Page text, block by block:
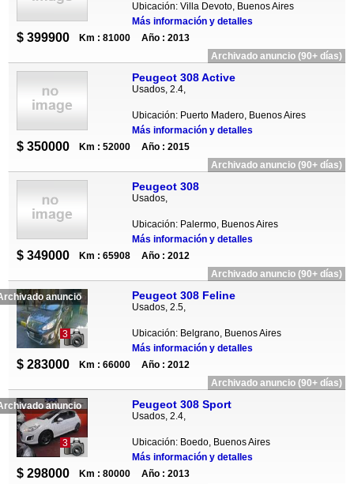
Ubicación: Villa Devoto, Buenos Aires
Más información y detalles
$ 399900 Km : 81000
Año : 2013
Archivado anuncio (90+ días)
Peugeot 308 Active
Usados, 2.4,
Ubicación: Puerto Madero, Buenos Aires
Más información y detalles
$ 350000 Km : 52000
Año : 2015
Archivado anuncio (90+ días)
Peugeot 308
Usados,
Ubicación: Palermo, Buenos Aires
Más información y detalles
$ 349000 Km : 65908
Año : 2012
Archivado anuncio (90+ días)
anuncio
3
Peugeot 308 Feline
Usados, 2.5,
Ubicación: Belgrano, Buenos Aires
Más información y detalles
$ 283000 Km : 66000
Año : 2012
Archivado anuncio (90+ días)
anuncio
3
Peugeot 308 Sport
Usados, 2.4,
Ubicación: Boedo, Buenos Aires
Más información y detalles
$ 298000 Km : 80000
Año : 2013